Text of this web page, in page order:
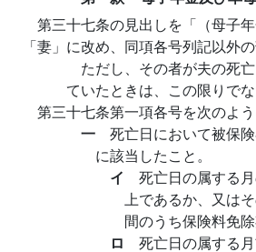
第三十七条の見出しを「（母子
「妻」に改め、同項各号列記以外
ただし、その者が夫の死
ていたときは、この限りでな
第三十七条第一項各号を次のよう
一 死亡日において被保
に該当したこと。
イ 死亡日の属する
上であるか、又は
間のうち保険料免
ロ 死亡日の属する